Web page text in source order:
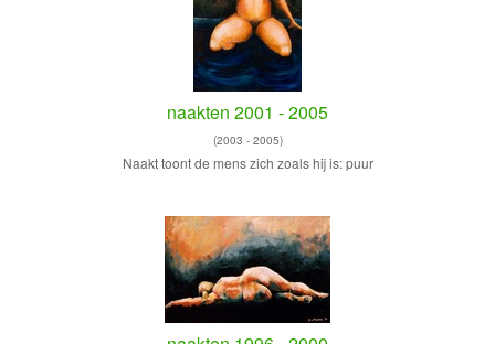
naakten 2001 - 2005
(2003 - 2005)
Naakt toont de mens zich zoals hij is: puur